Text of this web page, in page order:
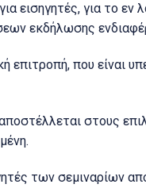
εισηγητές, για το εν
εκδήλωσης
επιτροπή, που είναι
στους
των σεμιναρίων